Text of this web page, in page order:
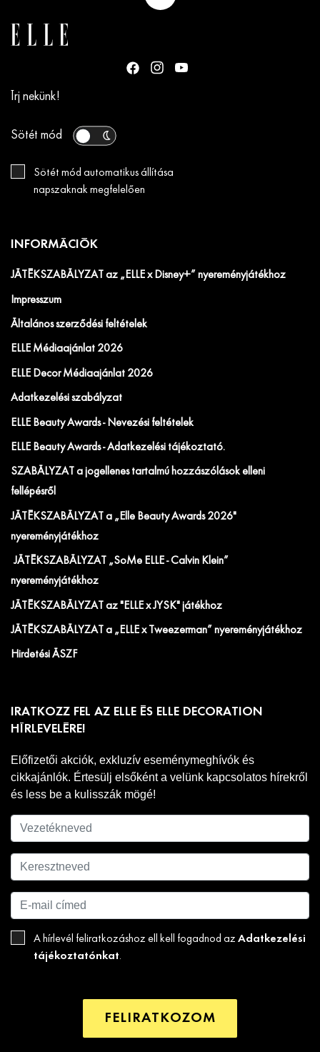
Írj nekünk!
Sötét mód
Sötét mód automatikus állítása
napszaknak megfelelően
INFORMÁCIÓK
JÁTÉKSZABÁLYZAT az „ELLE x Disney+” nyereményjátékhoz
Impresszum
Általános szerződési feltételek
ELLE Médiaajánlat 2026
ELLE Decor Médiaajánlat 2026
Adatkezelési szabályzat
ELLE Beauty Awards - Nevezési feltételek
ELLE Beauty Awards - Adatkezelési tájékoztató.
SZABÁLYZAT a jogellenes tartalmú hozzászólások elleni
fellépésről
JÁTÉKSZABÁLYZAT a „Elle Beauty Awards 2026"
nyereményjátékhoz
JÁTÉKSZABÁLYZAT „SoMe ELLE - Calvin Klein”
nyereményjátékhoz
JÁTÉKSZABÁLYZAT az "ELLE x JYSK" játékhoz
JÁTÉKSZABÁLYZAT a „ELLE x Tweezerman” nyereményjátékhoz
Hirdetési ÁSZF
IRATKOZZ FEL AZ ELLE ÉS ELLE DECORATION
HÍRLEVELÉRE!
Előfizetői akciók, exkluzív eseménymeghívók és
cikkajánlók. Értesülj elsőként a velünk kapcsolatos hírekről
és less be a kulisszák mögé!
A hírlevél feliratkozáshoz ell kell fogadnod az Adatkezelési
tájékoztatónkat.
FELIRATKOZOM